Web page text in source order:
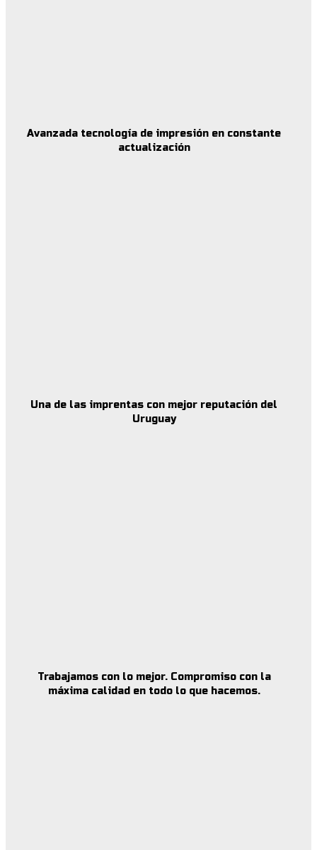
Avanzada tecnología de impresión en constante
actualización
Una de las imprentas con mejor reputación del
Uruguay
Trabajamos con lo mejor. Compromiso con la
máxima calidad en todo lo que hacemos.